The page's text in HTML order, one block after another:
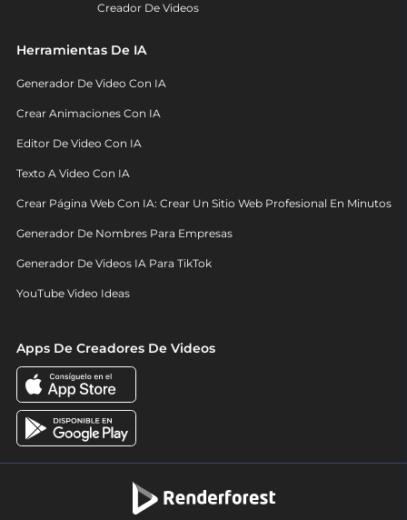
Creador De Videos
Herramientas De IA
Generador De Video Con IA
Crear Animaciones Con IA
Editor De Video Con IA
Texto A Video Con IA
Crear Página Web Con IA: Crear Un Sitio Web Profesional En Minutos
Generador De Nombres Para Empresas
Generador De Videos IA Para TikTok
YouTube Video Ideas
Apps De Creadores De Videos